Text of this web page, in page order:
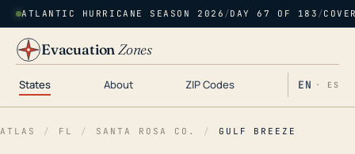
ATLANTIC HURRICANE SEASON 2026 /DAY 67 OF 183 /
EvacuationZones
States About ZIP Codes EN · ES
ATLAS / FL / SANTA ROSA CO. / GULF BREEZE